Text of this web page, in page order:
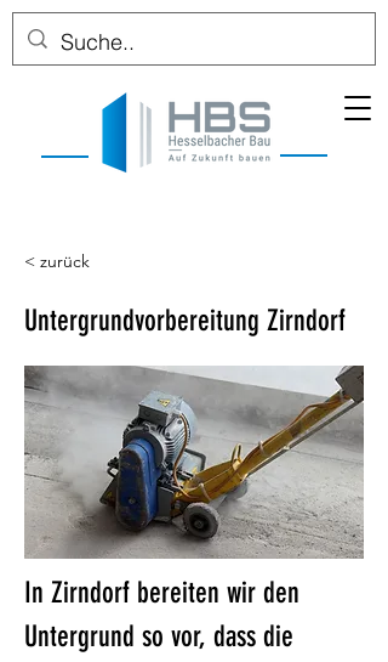
< zurück
Untergrundvorbereitung Zirndorf
In Zirndorf bereiten wir den
Untergrund so vor, dass die